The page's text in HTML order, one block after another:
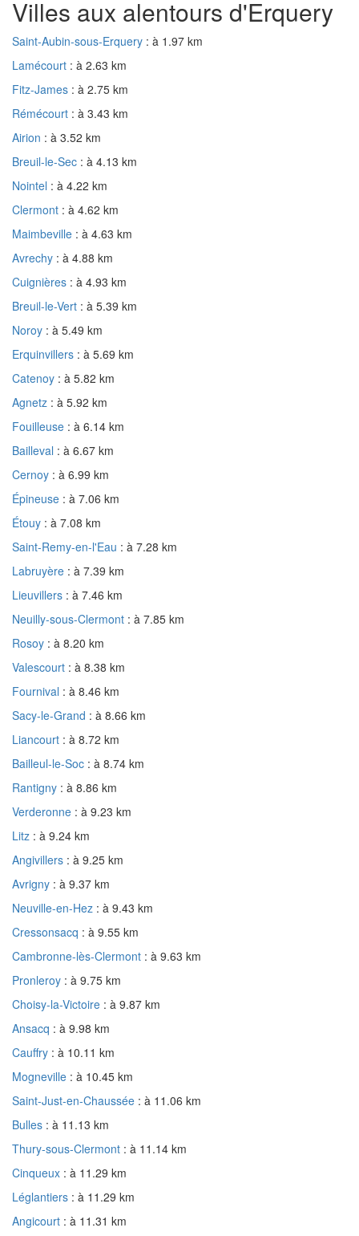
Villes aux alentours d'Erquery
Saint-Aubin-sous-Erquery : à 1.97 km
Lamécourt : à 2.63 km
Fitz-James : à 2.75 km
Rémécourt : à 3.43 km
Airion : à 3.52 km
Breuil-le-Sec : à 4.13 km
Nointel : à 4.22 km
Clermont : à 4.62 km
Maimbeville : à 4.63 km
Avrechy : à 4.88 km
Cuignières : à 4.93 km
Breuil-le-Vert : à 5.39 km
Noroy : à 5.49 km
Erquinvillers : à 5.69 km
Catenoy : à 5.82 km
Agnetz : à 5.92 km
Fouilleuse : à 6.14 km
Bailleval : à 6.67 km
Cernoy : à 6.99 km
Épineuse : à 7.06 km
Étouy : à 7.08 km
Saint-Remy-en-l'Eau : à 7.28 km
Labruyère : à 7.39 km
Lieuvillers : à 7.46 km
Neuilly-sous-Clermont : à 7.85 km
Rosoy : à 8.20 km
Valescourt : à 8.38 km
Fournival : à 8.46 km
Sacy-le-Grand : à 8.66 km
Liancourt : à 8.72 km
Bailleul-le-Soc : à 8.74 km
Rantigny : à 8.86 km
Verderonne : à 9.23 km
Litz : à 9.24 km
Angivillers : à 9.25 km
Avrigny : à 9.37 km
Neuville-en-Hez : à 9.43 km
Cressonsacq : à 9.55 km
Cambronne-lès-Clermont : à 9.63 km
Pronleroy : à 9.75 km
Choisy-la-Victoire : à 9.87 km
Ansacq : à 9.98 km
Cauffry : à 10.11 km
Mogneville : à 10.45 km
Saint-Just-en-Chaussée : à 11.06 km
Bulles : à 11.13 km
Thury-sous-Clermont : à 11.14 km
Cinqueux : à 11.29 km
Léglantiers : à 11.29 km
Angicourt : à 11.31 km